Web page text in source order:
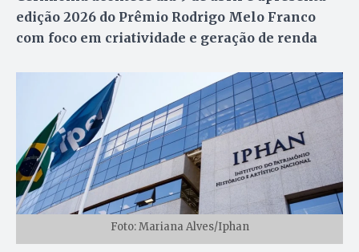
edição 2026 do Prêmio Rodrigo Melo Franco
com foco em criatividade e geração de renda
Foto: Mariana Alves/Iphan